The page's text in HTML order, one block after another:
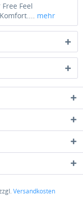
Feel
mehr
Versandkosten